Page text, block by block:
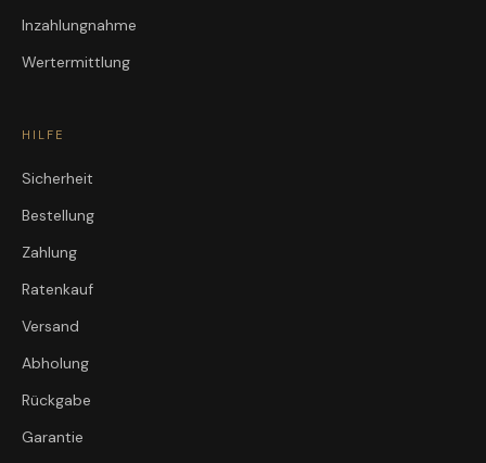
Inzahlungnahme
Wertermittlung
HILFE
Sicherheit
Bestellung
Zahlung
Ratenkauf
Versand
Abholung
Rückgabe
Garantie